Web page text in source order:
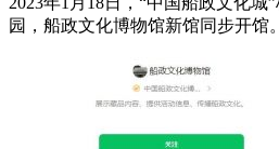
园，船政文化博物馆新馆同步开馆。